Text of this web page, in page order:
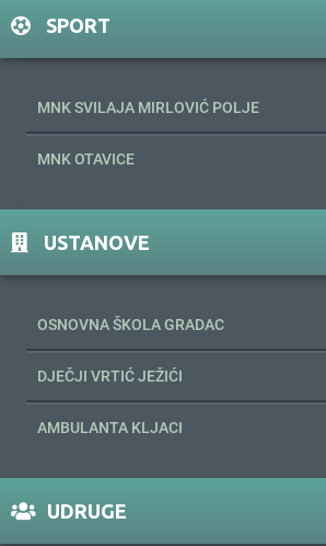
SPORT
MNK SVILAJA MIRLOVIĆ POLJE
MNK OTAVICE
USTANOVE
OSNOVNA ŠKOLA GRADAC
DJEČJI VRTIĆ JEŽIĆI
AMBULANTA KLJACI
UDRUGE